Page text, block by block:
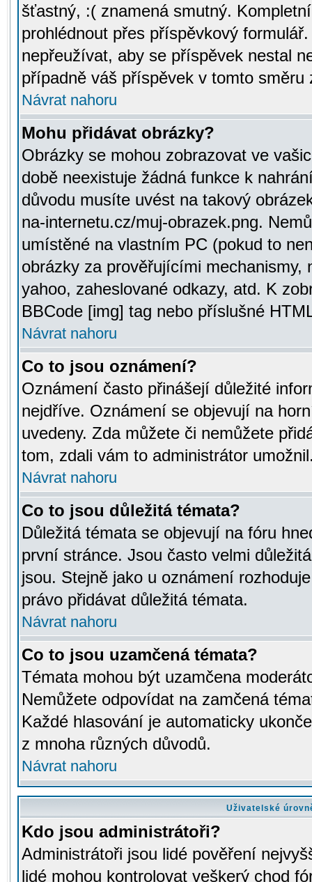
šťastný, :( znamená smutný.
prohlédnout přes příspěvkový
nepřeužívat, aby se příspěvek nestal
případně váš příspěvek v tomto směru
Návrat nahoru
Mohu přidávat obrázky?
Obrázky se mohou zobrazovat ve
době neexistuje žádná funkce k
důvodu musíte uvést na takový
na-internetu.cz/muj-obrazek.png.
umístěné na vlastním PC (pokud to
obrázky za prověřujícími mechanismy,
yahoo, zaheslované odkazy, atd. K
BBCode [img] tag nebo příslušné
Návrat nahoru
Co to jsou oznámení?
Oznámení často přinášejí důležité
nejdříve. Oznámení se objevují na
uvedeny. Zda můžete či nemůžete
tom, zdali vám to administrátor
Návrat nahoru
Co to jsou důležitá témata?
Důležitá témata se objevují na fóru
první stránce. Jsou často velmi
jsou. Stejně jako u oznámení
právo přidávat důležitá témata.
Návrat nahoru
Co to jsou uzamčená témata?
Témata mohou být uzamčena
Nemůžete odpovídat na zamčená
Každé hlasování je automaticky
z mnoha různých důvodů.
Návrat nahoru
Uživatelské
Kdo jsou administrátoři?
Administrátoři jsou lidé pověření
lidé mohou kontrolovat veškerý chod